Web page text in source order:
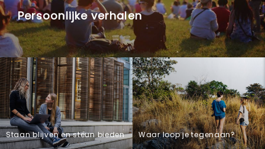
Persoonlijke verhalen
Staan blijven en steun bieden Waar loop je tegenaan?